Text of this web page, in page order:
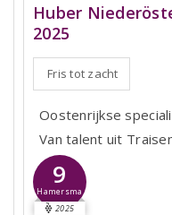
Huber
2025
Fris tot zacht
Oostenrijkse
Van talent uit
9
Hamersma
2025